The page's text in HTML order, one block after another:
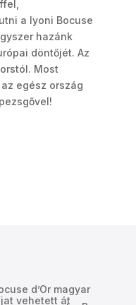
a lyoni Bocuse
hazánk
döntőjét. Az
Most
egész ország
d’Or magyar
vehetett át